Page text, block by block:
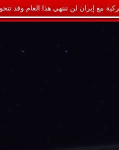
مع إيران لن تنتهي هذا العام وقد